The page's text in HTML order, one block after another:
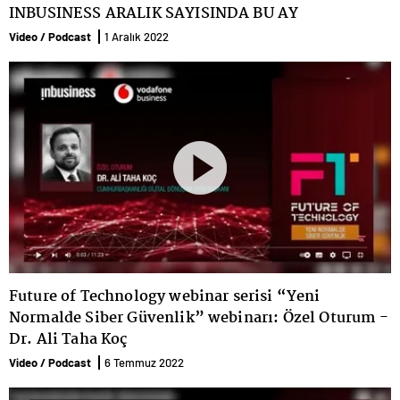
Yeni Ekonomi Ekosistemi
Webinarı: Açılış Konuşması -
Video / Podcast 7 Nisan 2022
Future of Technology webinar
serisi - 'Nesnelerin İnterneti ve
Yeni Ekonomi Ekosistemi
Ayşenur Evcil
INBUSINESS ARALIK SAYISINDA BU AY
Video / Podcast 1 Aralık 2022
Future of Technology webinar serisi “Yeni
Normalde Siber Güvenlik” webinarı: Özel Oturum -
Dr. Ali Taha Koç
Video / Podcast 6 Temmuz 2022